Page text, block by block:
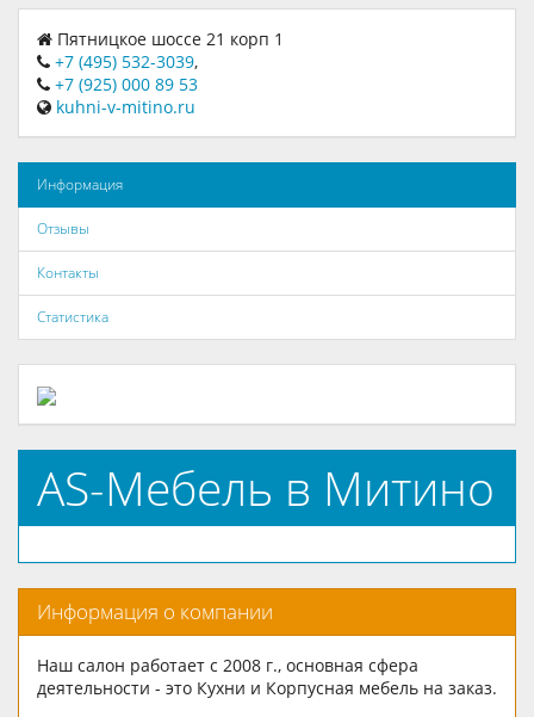
Пятницкое шоссе 21 корп 1
+7 (495) 532-3039,
+7 (925) 000 89 53
kuhni-v-mitino.ru
Информация
Отзывы
Контакты
Статистика
AS-Мебель в Митино
Информация о компании
Наш салон работает с 2008 г., основная сфера
деятельности - это Кухни и Корпусная мебель на заказ.